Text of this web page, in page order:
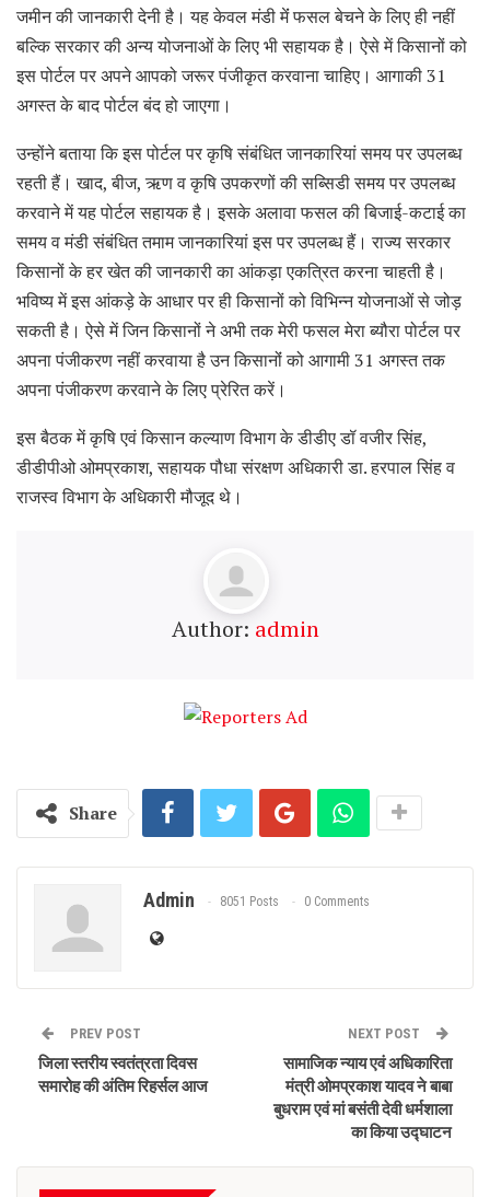
जमीन की जानकारी देनी है। यह केवल मंडी मेंं फसल बेचने के लिए ही नहीं
बल्कि सरकार की अन्य योजनाओं के लिए भी सहायक है। ऐसे में किसानों को
इस पोर्टल पर अपने आपको जरूर पंजीकृत करवाना चाहिए। आगाकी 31
अगस्त के बाद पोर्टल बंद हो जाएगा।
उन्होंने बताया कि इस पोर्टल पर कृषि संबंधित जानकारियां समय पर उपलब्ध
रहती हैं। खाद, बीज, ऋण व कृषि उपकरणों की सब्सिडी समय पर उपलब्ध
करवाने में यह पोर्टल सहायक है। इसके अलावा फसल की बिजाई-कटाई का
समय व मंडी संबंधित तमाम जानकारियां इस पर उपलब्ध हैं। राज्य सरकार
किसानों के हर खेत की जानकारी का आंकड़ा एकत्रित करना चाहती है।
भविष्य में इस आंकड़े के आधार पर ही किसानों को विभिन्न योजनाओं से जोड़
सकती है। ऐसे में जिन किसानों ने अभी तक मेरी फसल मेरा ब्यौरा पोर्टल पर
अपना पंजीकरण नहीं करवाया है उन किसानोंं को आगामी 31 अगस्त तक
अपना पंजीकरण करवाने के लिए प्रेरित करें।
इस बैठक में कृषि एवं किसान कल्याण विभाग के डीडीए डॉ वजीर सिंह,
डीडीपीओ ओमप्रकाश, सहायक पौधा संरक्षण अधिकारी डा. हरपाल सिंह व
राजस्व विभाग के अधिकारी मौजूद थे।
Author: admin
Share
Admin 8051 Posts 0 Comments
PREV POST
जिला स्तरीय स्वतंत्रता दिवस
समारोह की अंतिम रिहर्सल आज
NEXT POST
सामाजिक न्याय एवं अधिकारिता
मंत्री ओमप्रकाश यादव ने बाबा
बुधराम एवं मां बसंती देवी धर्मशाला
का किया उद्घाटन